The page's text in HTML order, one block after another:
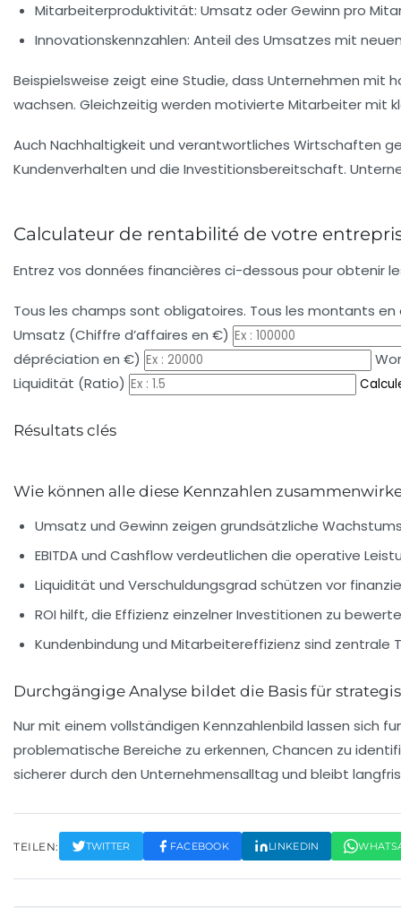
Mitarbeiterproduktivität: Umsatz oder Gewinn pro
Innovationskennzahlen: Anteil des Umsatzes mit
Beispielsweise zeigt eine Studie, dass Unternehmen mit
wachsen. Gleichzeitig werden motivierte Mitarbeiter mit
Auch Nachhaltigkeit und verantwortliches Wirtschaften
Kundenverhalten und die Investitionsbereitschaft.
Calculateur de rentabilité de votre
Entrez vos données financières ci-dessous pour obtenir
Tous les champs sont obligatoires. Tous les montants en
Umsatz (Chiffre d’affaires en €)
dépréciation en €)
Liquidität (Ratio)
Résultats clés
Wie können alle diese Kennzahlen
Umsatz und Gewinn zeigen grundsätzliche
EBITDA und Cashflow verdeutlichen die operative
Liquidität und Verschuldungsgrad schützen vor
ROI hilft, die Effizienz einzelner Investitionen zu
Kundenbindung und Mitarbeitereffizienz sind zentrale
Durchgängige Analyse bildet die Basis für
Nur mit einem vollständigen Kennzahlenbild lassen sich
problematische Bereiche zu erkennen, Chancen zu
sicherer durch den Unternehmensalltag und bleibt
TEILEN: TWITTER FACEBOOK LINKEDIN